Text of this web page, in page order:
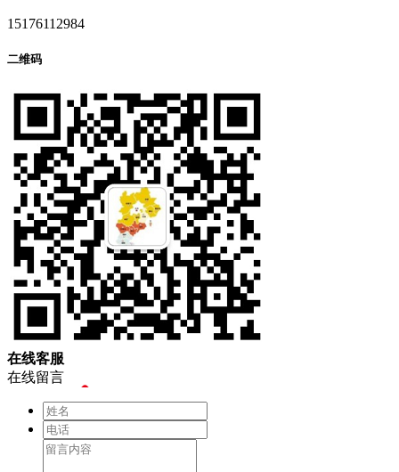
15176112984
二维码
在线客服
在线留言